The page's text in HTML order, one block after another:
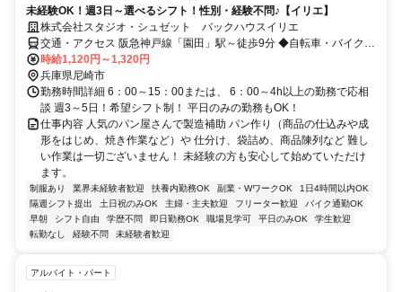
未経験OK！週3日～選べるシフト！性別・経験不問♪【イリエ】
株式会社スタジオ・シュゼット バックハウスイリエ
交通・アクセス 阪急神戸線「園田」駅～徒歩9分 ◆自転車・バイク通
勤OK！
時給1,120円～1,320円
兵庫県尼崎市
勤務時間詳細 6：00～15：00または、 6：00～4h以上の勤務で応相
談 週3～5日！希望シフト制！ 平日のみの勤務もOK！
仕事内容 人気のパン屋さんで製造補助 パン作り（商品の仕込みや成
形をはじめ、焼き作業など）や 仕分け、袋詰め、商品陳列など 難し
い作業は一切ございません！ 未経験の方も安心して始めていただけ
ます。
制服あり 業界未経験者歓迎 扶養内勤務OK 副業・WワークOK
1日4時間以内OK
隔週シフト提出
土日祝のみOK 主婦・主夫歓迎 フリーター歓迎
バイク通勤OK
早朝
シフト自由 学歴不問 即日勤務OK 職場見学可 平日のみOK
学生歓迎
転勤なし
経験不問 未経験者歓迎
アルバイト・パート